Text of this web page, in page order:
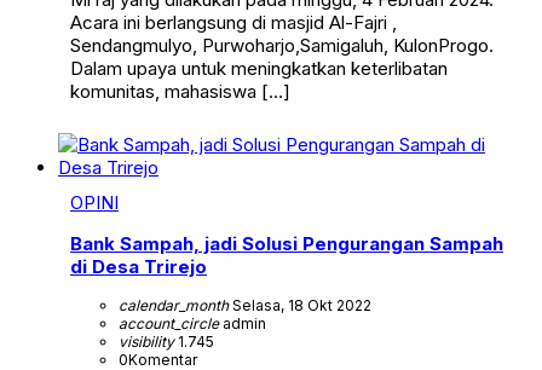
Acara ini berlangsung di masjid Al-Fajri ,
Sendangmulyo, Purwoharjo,Samigaluh, KulonProgo.
Dalam upaya untuk meningkatkan keterlibatan
komunitas, mahasiswa […]
OPINI
Bank Sampah, jadi Solusi Pengurangan Sampah
di Desa Trirejo
calendar_monthSelasa, 18 Okt 2022
account_circleadmin
visibility1.745
0Komentar